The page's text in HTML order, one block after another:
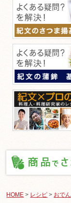
HOME > レシピ > おでん